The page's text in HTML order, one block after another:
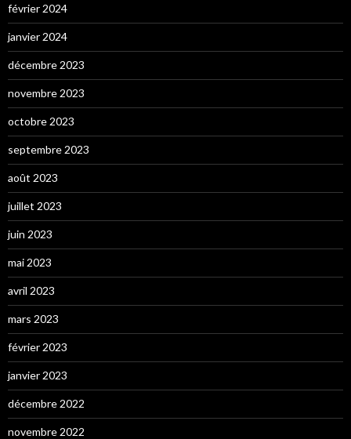
février 2024
janvier 2024
décembre 2023
novembre 2023
octobre 2023
septembre 2023
août 2023
juillet 2023
juin 2023
mai 2023
avril 2023
mars 2023
février 2023
janvier 2023
décembre 2022
novembre 2022